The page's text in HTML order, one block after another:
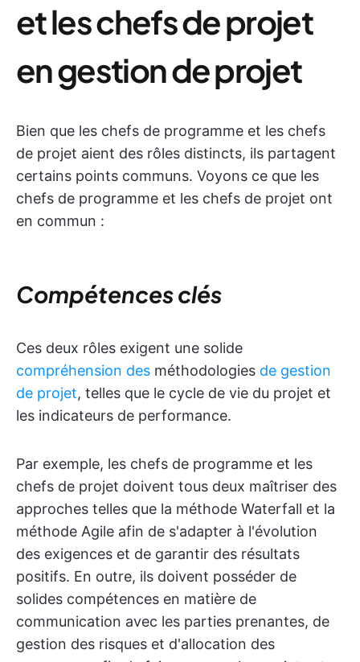
et les chefs de projet
en gestion de projet
Bien que les chefs de programme et les chefs
de projet aient des rôles distincts, ils partagent
certains points communs. Voyons ce que les
chefs de programme et les chefs de projet ont
en commun :
Compétences clés
Ces deux rôles exigent une solide
compréhension des méthodologies de gestion
de projet, telles que le cycle de vie du projet et
les indicateurs de performance.
Par exemple, les chefs de programme et les
chefs de projet doivent tous deux maîtriser des
approches telles que la méthode Waterfall et la
méthode Agile afin de s'adapter à l'évolution
des exigences et de garantir des résultats
positifs. En outre, ils doivent posséder de
solides compétences en matière de
communication avec les parties prenantes, de
gestion des risques et d'allocation des